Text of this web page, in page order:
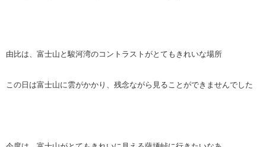
由比は、富士山と駿河湾のコントラストがとてもきれいな場所
この日は富士山に雲がかかり、残念ながら見ることができませんでした